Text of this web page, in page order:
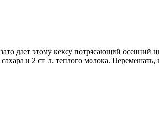
дает этому кексу потрясающий осенний
и 2 ст. л. теплого молока. Перемешать,